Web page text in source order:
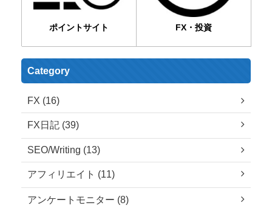
ポイントサイト FX・投資
Category
FX (16)
FX日記 (39)
SEO/Writing (13)
アフィリエイト (11)
アンケートモニター (8)